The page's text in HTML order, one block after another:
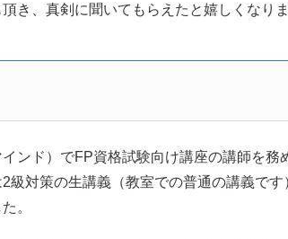
き、真剣に聞いてもらえたと嬉しくなりま
ンド）でFP資格試験向け講座の講師を務
級対策の生講義（教室での普通の講義で
。